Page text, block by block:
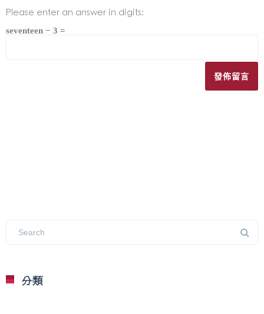
Please enter an answer in digits:
seventeen − 3 =
分類